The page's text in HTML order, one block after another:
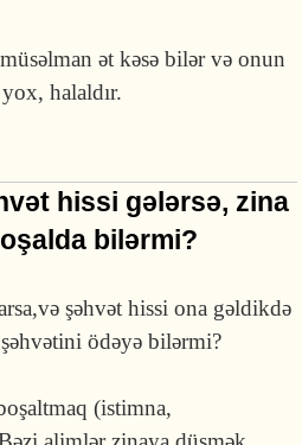
ət kəsə bilər və onun
halaldır.
hissi gələrsə, zina
bilərmi?
şəhvət hissi ona gəldikdə
ödəyə bilərmi?
(istimna,